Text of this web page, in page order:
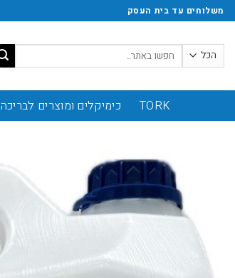
משלוחים עד בית העסק
TORK כימיקלים ומוצרים לבריכה